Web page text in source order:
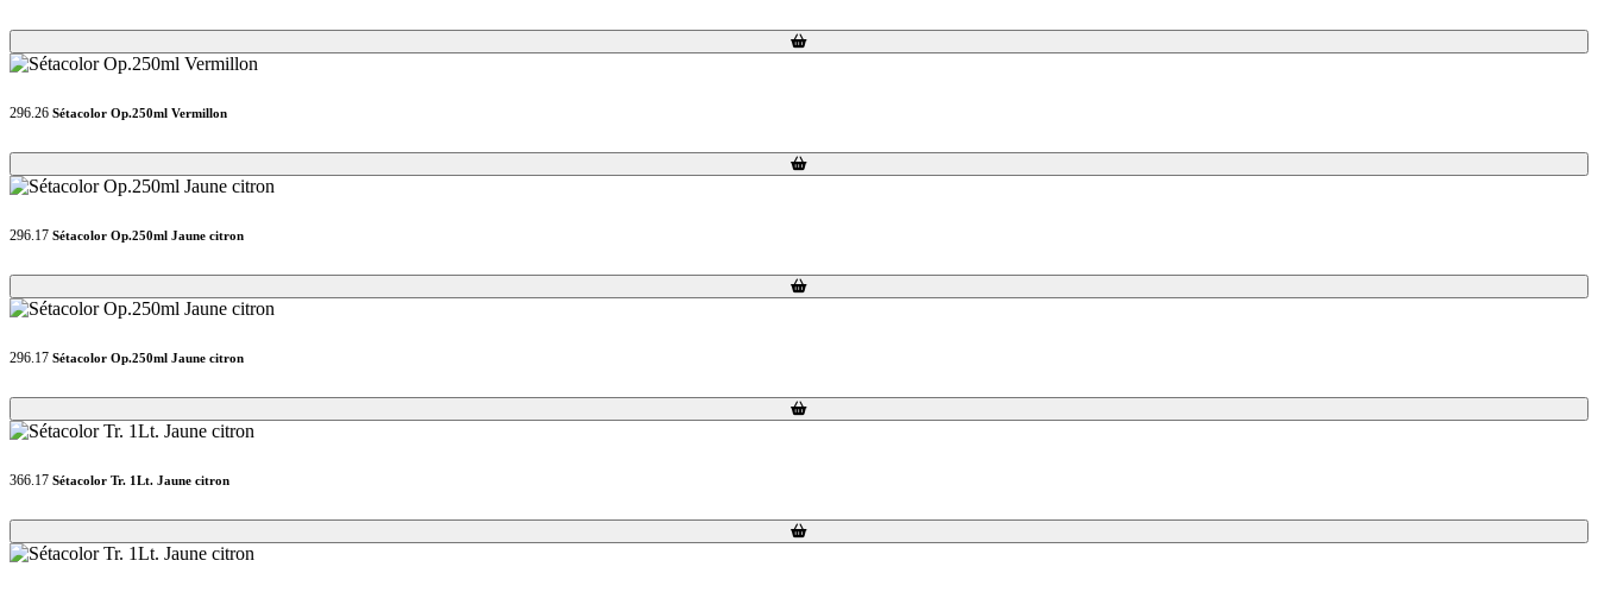
Loading...
Loading...
296.26 Sétacolor Op.250ml Vermillon
Loading...
Loading...
296.17 Sétacolor Op.250ml Jaune citron
Loading...
Loading...
296.17 Sétacolor Op.250ml Jaune citron
Loading...
Loading...
366.17 Sétacolor Tr. 1Lt. Jaune citron
Loading...
Loading...